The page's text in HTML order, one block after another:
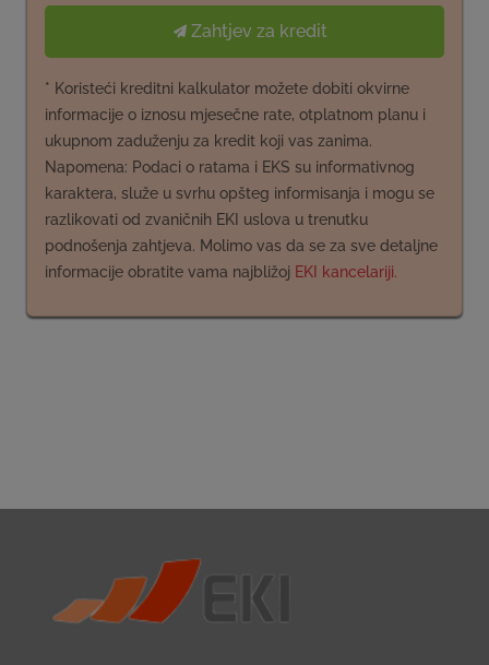
Zahtjev za kredit
* Koristeći kreditni kalkulator možete dobiti okvirne
informacije o iznosu mjesečne rate, otplatnom planu i
ukupnom zaduženju za kredit koji vas zanima.
Napomena: Podaci o ratama i EKS su informativnog
karaktera, služe u svrhu opšteg informisanja i mogu se
razlikovati od zvaničnih EKI uslova u trenutku
podnošenja zahtjeva. Molimo vas da se za sve detaljne
informacije obratite vama najbližoj EKI kancelariji.